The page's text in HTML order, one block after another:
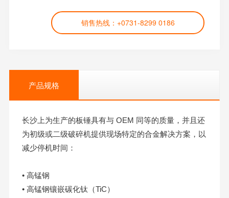
销售热线：+0731-8299 0186
产品规格
长沙上为生产的板锤具有与 OEM 同等的质量，并且还
为初级或二级破碎机提供现场特定的合金解决方案，以
减少停机时间：
• 高锰钢
• 高锰钢镶嵌碳化钛（TiC）